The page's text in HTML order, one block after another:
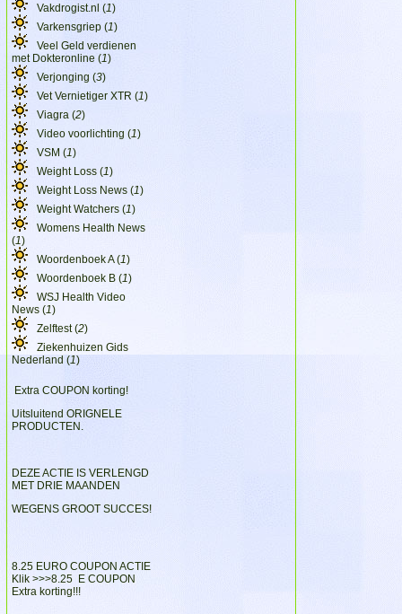
Vakdrogist.nl (1)
Varkensgriep (1)
Veel Geld verdienen
met Dokteronline (1)
Verjonging (3)
Vet Vernietiger XTR (1)
Viagra (2)
Video voorlichting (1)
VSM (1)
Weight Loss (1)
Weight Loss News (1)
Weight Watchers (1)
Womens Health News
(1)
Woordenboek A (1)
Woordenboek B (1)
WSJ Health Video
News (1)
Zelftest (2)
Ziekenhuizen Gids
Nederland (1)
Extra COUPON korting!
Uitsluitend ORIGNELE
PRODUCTEN.
DEZE ACTIE IS VERLENGD
MET DRIE MAANDEN
WEGENS GROOT SUCCES!
8.25 EURO COUPON ACTIE
Klik >>>8.25 E COUPON
Extra korting!!!